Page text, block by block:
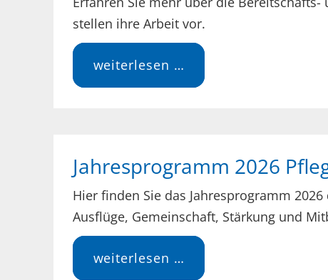
stellen ihre Arbeit vor.
weiterlesen …
im
Jahresprogramm 2026
Hier finden Sie das Jahresprogramm
Ausflüge, Gemeinschaft, Stärkung und
weiterlesen …